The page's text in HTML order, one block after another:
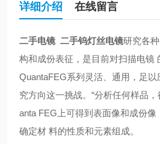
详细介绍 在线留言
二手电镜 二手钨灯丝电镜研究各
构和成份表征，是目前对扫描电镜
QuantaFEG系列灵活、通用，足
究方向这一挑战。“分析任何样品
anta FEG上可得到表面像和成份
确定材 料的性质和元素组成。